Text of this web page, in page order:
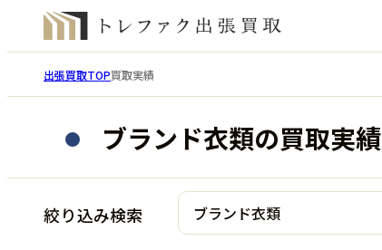
出張買取TOP買取実績
ブランド衣類の買取実績
絞り込み検索 ブランド衣類